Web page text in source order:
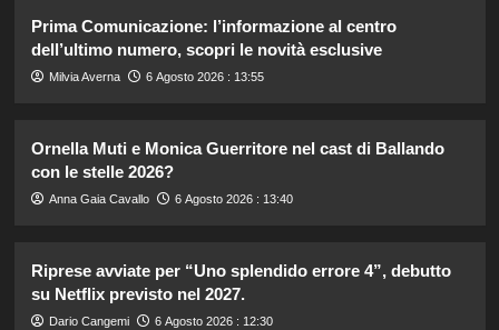
4
critiche: “Il mio peso riflette la mia
felicità”
5
una mancanza rivela le sue priorità
1
catturano il suo stile unico e la sua
bellezza.
Prima Comunicazione: l’informazione al centro
dell’ultimo numero, scopri le novità esclusive
Milvia Averna 6 Agosto 2026 : 13:55
Ornella Muti e Monica Guerritore nel cast di Ballando
con le stelle 2026?
Anna Gaia Cavallo 6 Agosto 2026 : 13:40
Riprese avviate per “Uno splendido errore 4”, debutto
su Netflix previsto nel 2027.
Dario Cangemi 6 Agosto 2026 : 12:30